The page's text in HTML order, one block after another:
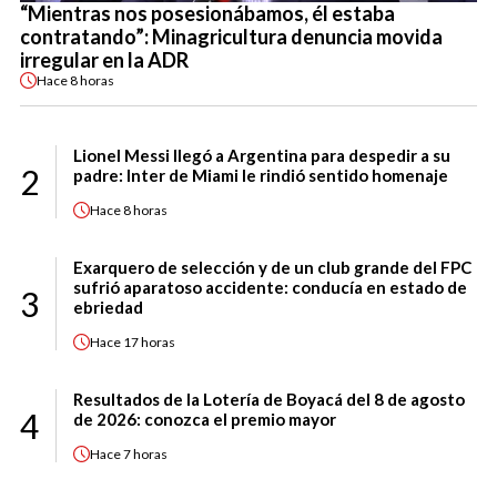
“Mientras nos posesionábamos, él estaba
contratando”: Minagricultura denuncia movida
irregular en la ADR
Hace8 horas
2
Lionel Messi llegó a Argentina para despedir a su
padre: Inter de Miami le rindió sentido homenaje
Hace8 horas
3
Exarquero de selección y de un club grande del FPC
sufrió aparatoso accidente: conducía en estado de
ebriedad
Hace 17 horas
4
Resultados de la Lotería de Boyacá del 8 de agosto
de 2026: conozca el premio mayor
Hace7 horas